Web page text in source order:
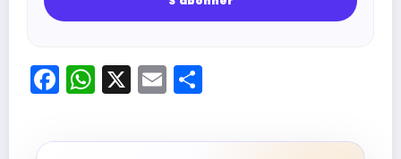
Facebook
WhatsApp
X Email